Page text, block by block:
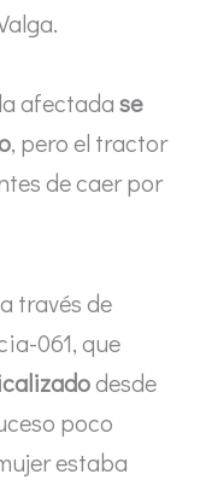
afectadase
, pero el tractor
de caer por
través de
061, que
desde
poco
estaba